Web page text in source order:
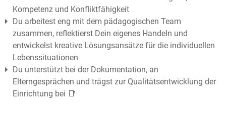
Kompetenz und Konfliktfähigkeit
Du arbeitest eng mit dem pädagogischen Team
zusammen, reflektierst Dein eigenes Handeln und
entwickelst kreative Lösungsansätze für die individuellen
Lebenssituationen
Du unterstützt bei der Dokumentation, an
Elterngesprächen und trägst zur Qualitätsentwicklung der
Einrichtung bei 📑